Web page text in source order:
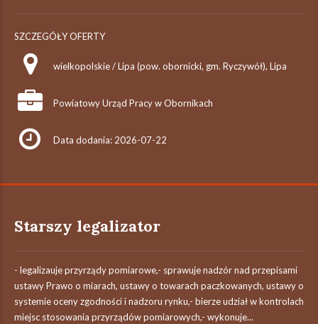
SZCZEGÓŁY OFERTY
wielkopolskie / Lipa (pow. obornicki, gm. Ryczywół), Lipa
Powiatowy Urząd Pracy w Obornikach
Data dodania: 2026-07-22
Starszy legalizator
- legalizauje przyrządy pomiarowe,- sprawuje nadzór nad przepisami
ustawy Prawo o miarach, ustawy o towarach paczkowanych, ustawy o
systemie oceny zgodności i nadzoru rynku,- bierze udział w kontrolach
miejsc stosowania przyrządów pomiarowych,- wykonuje...